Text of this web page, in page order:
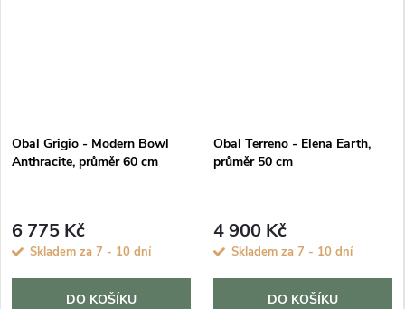
Obal Grigio - Modern Bowl
Anthracite, průměr 60 cm
6 775 Kč
Skladem za 7 - 10 dní
DO KOŠÍKU
Obal Terreno - Elena Earth,
průměr 50 cm
4 900 Kč
Skladem za 7 - 10 dní
DO KOŠÍKU